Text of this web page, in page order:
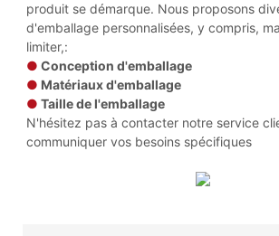
produit se démarque. Nous proposons
d'emballage personnalisées, y compris,
limiter,:
●Conception d'emballage
● Matériaux d'emballage
●Taille de l'emballage
N'hésitez pas à contacter notre service
communiquer vos besoins spécifiques